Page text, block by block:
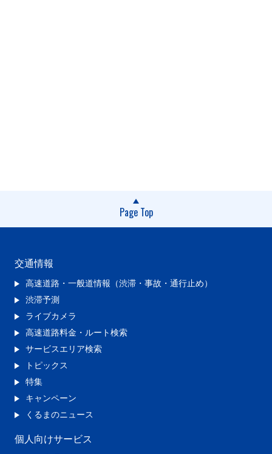
Page Top
交通情報
高速道路・一般道情報（渋滞・事故・通行止め）
渋滞予測
ライブカメラ
高速道路料金・ルート検索
サービスエリア検索
トピックス
特集
キャンペーン
くるまのニュース
個人向けサービス